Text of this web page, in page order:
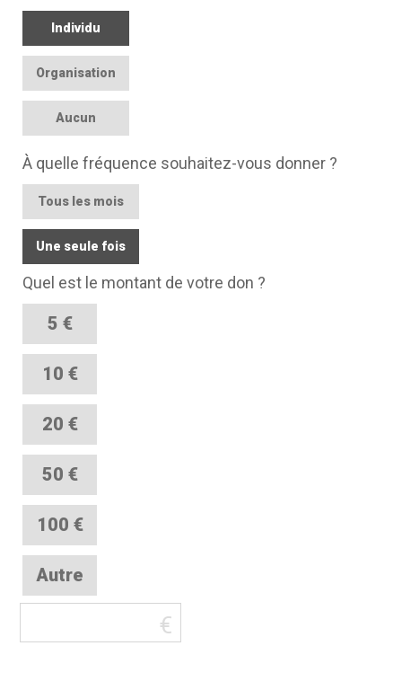
Individu
Organisation
Aucun
À quelle fréquence souhaitez-vous donner ?
Tous les mois
Une seule fois
Quel est le montant de votre don ?
5 €
10 €
20 €
50 €
100 €
Autre